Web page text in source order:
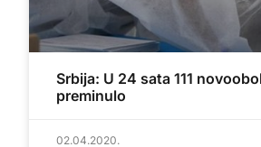
Srbija: U 24 sata 111
preminulo
02.04.2020.